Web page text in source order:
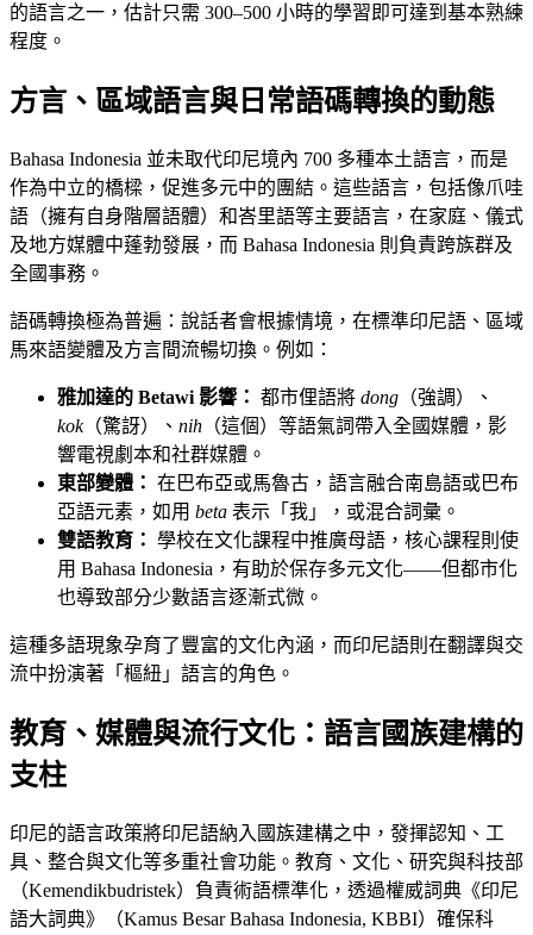
的語言之一，估計只需 300–500 小時的學習即可達到基本熟練
程度。
方言、區域語言與日常語碼轉換的動態
Bahasa Indonesia 並未取代印尼境內 700 多種本土語言，而是
作為中立的橋樑，促進多元中的團結。這些語言，包括像爪哇
語（擁有自身階層語體）和峇里語等主要語言，在家庭、儀式
及地方媒體中蓬勃發展，而 Bahasa Indonesia 則負責跨族群及
全國事務。
語碼轉換極為普遍：說話者會根據情境，在標準印尼語、區域
馬來語變體及方言間流暢切換。例如：
雅加達的 Betawi 影響： 都市俚語將 dong （強調）、
kok（驚訝）、 nih （這個）等語氣詞帶入全國媒體，影
響電視劇本和社群媒體。
東部變體： 在巴布亞或馬魯古，語言融合南島語或巴布
亞語元素，如用 beta 表示「我」，或混合詞彙。
雙語教育： 學校在文化課程中推廣母語，核心課程則使
用 Bahasa Indonesia，有助於保存多元文化——但都市化
也導致部分少數語言逐漸式微。
這種多語現象孕育了豐富的文化內涵，而印尼語則在翻譯與交
流中扮演著「樞紐」語言的角色。
教育、媒體與流行文化：語言國族建構的
支柱
印尼的語言政策將印尼語納入國族建構之中，發揮認知、工
具、整合與文化等多重社會功能。教育、文化、研究與科技部
（Kemendikbudristek）負責術語標準化，透過權威詞典《印尼
語大詞典》（Kamus Besar Bahasa Indonesia, KBBI）確保科